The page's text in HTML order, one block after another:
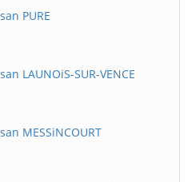
PURE
LAUNOiS-SUR-VENCE
MESSiNCOURT